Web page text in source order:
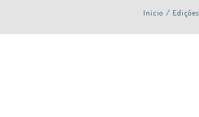
Início / Edições